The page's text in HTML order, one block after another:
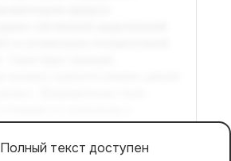
Полный текст доступен